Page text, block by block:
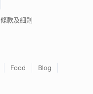
條款及細則
Food
Blog